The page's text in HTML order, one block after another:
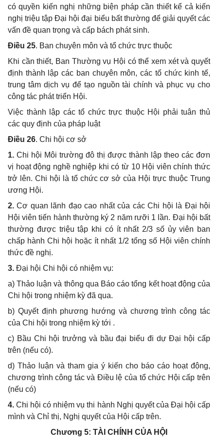
có quyền kiến nghị những biện pháp cần thiết kể cả kiến
nghị triệu tập Đại hội đại biểu bất thường để giải quyết các
vấn đề quan trọng và cấp bách phát sinh.
Điều 25. Ban chuyên môn và tổ chức trực thuộc
Khi cần thiết, Ban Thường vụ Hội có thể xem xét và quyết
định thành lập các ban chuyên môn, các tổ chức kinh tế,
trung tâm dịch vụ để tạo nguồn tài chính và phục vụ cho
công tác phát triển Hội.
Việc thành lập các tổ chức trực thuộc Hội phải tuân thủ
các quy định của pháp luật
Điều 26. Chi hội cơ sở
1. Chi hội Môi trường đô thị được thành lập theo các đơn
vị hoạt động nghề nghiệp khi có từ 10 Hội viên chính thức
trở lên. Chi hội là tổ chức cơ sở của Hội trực thuộc Trung
ương Hội.
2. Cơ quan lãnh đạo cao nhất của các Chi hội là Đại hội
Hội viên tiến hành thường ký 2 năm rưỡi 1 lần. Đại hội bất
thường được triệu tập khi có ít nhất 2/3 số ủy viên ban
chấp hành Chi hội hoặc ít nhất 1/2 tổng số Hội viên chính
thức đề nghị.
3. Đại hội Chi hội có nhiệm vụ:
a) Thảo luận và thông qua Báo cáo tổng kết hoạt động của
Chi hội trong nhiệm kỳ đã qua.
b) Quyết định phương hướng và chương trình công tác
của Chi hội trong nhiệm kỳ tới .
c) Bầu Chi hội trưởng và bầu đại biểu đi dự Đại hội cấp
trên (nếu có).
d) Thảo luận và tham gia ý kiến cho báo cáo hoạt động,
chương trình công tác và Điều lệ của tổ chức Hội cấp trên
(nếu có)
4. Chi hội có nhiệm vụ thi hành Nghị quyết của Đại hội cấp
mình và Chỉ thị, Nghị quyết của Hội cấp trên.
Chương 5: TÀI CHÍNH CỦA HỘI